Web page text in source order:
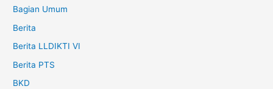
Bagian Umum
Berita
Berita LLDIKTI VI
Berita PTS
BKD